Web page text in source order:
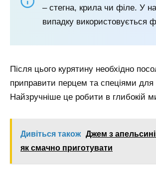
– стегна, крила чи філе. У
випадку використовується
Після цього курятину необхідно
приправити перцем та спеціями для
Найзручніше це робити в глибокій
Дивіться також Джем з
як смачно приготувати